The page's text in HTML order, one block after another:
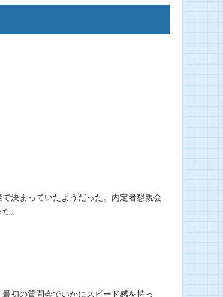
決まっていたようだった。内定者懇親会
。
初の質問会でいかにスピード感を持っ